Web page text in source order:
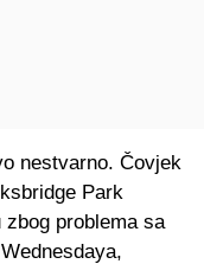
nestvarno. Čovjek
Park
problema sa